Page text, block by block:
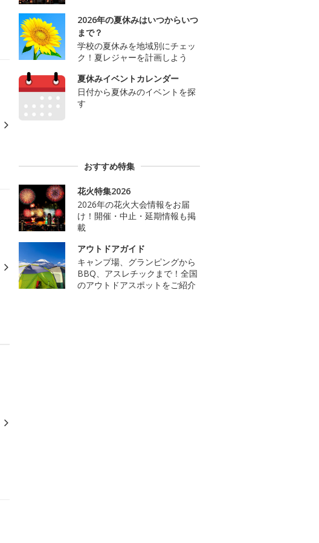
2026年の夏休みはいつからいつ
まで？
学校の夏休みを地域別にチェッ
ク！夏レジャーを計画しよう
夏休みイベントカレンダー
日付から夏休みのイベントを探
す
おすすめ特集
花火特集2026
2026年の花火大会情報をお届
け！開催・中止・延期情報も掲
載
アウトドアガイド
キャンプ場、グランピングから
BBQ、アスレチックまで！全国
のアウトドアスポットをご紹介